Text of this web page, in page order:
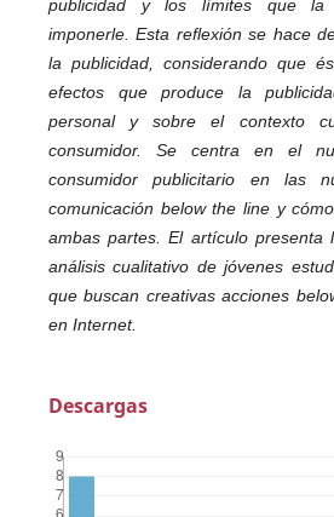
publicidad y los límites que la
imponerle. Esta reflexión se hace
la publicidad, considerando que
efectos que produce la
personal y sobre el contexto
consumidor. Se centra en el
consumidor publicitario en las
comunicación below the line y
ambas partes. El artículo presenta
análisis cualitativo de jóvenes
que buscan creativas acciones
en Internet.
Descargas